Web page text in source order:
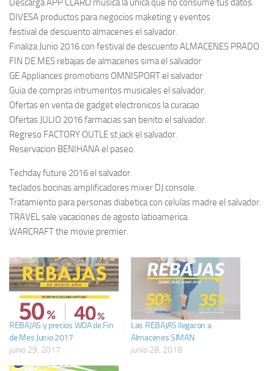
Descarga APP CLARO musica la unica que no consume tus datos.
DIVESA productos para negocios maketing y eventos
festival de descuento almacenes el salvador.
Finaliza Junio 2016 con festival de descuento ALMACENES PRADO
FIN DE MES rebajas de almacenes sima el salvador
GE Appliances promotions OMNISPORT el salvador
Guia de compras intrumentos musicales el salvador.
Ofertas en venta de gadget electronicos la curacao
Ofertas JULIO 2016 farmacias san benito el salvador.
Regreso FACTORY OUTLE st jack el salvador.
Reservacion BENIHANA el paseo.
Techday future 2016 el salvador.
teclados bocinas amplificadores mixer DJ console.
Tratamiento para personas diabetica con celulas madre el salvador.
TRAVEL sale vacaciones de agosto latioamerica.
WARCRAFT the movie premier.
REBAJAS y precios WOA de Fin
de Mes Junio 2017
junio 29, 2017
Las REBAJAS llegaron a
Almacenes SIMAN
junio 28, 2018